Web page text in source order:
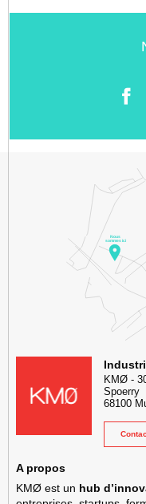
KMØ Hub d’innovation
KMØ-
Spoerry
68100
A propos
KMØ est un hub